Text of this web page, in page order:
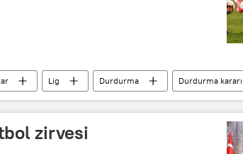
Lig Durdurma
Durdurma kararı
zirvesi